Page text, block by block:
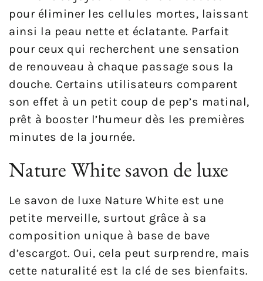
pour éliminer les cellules mortes, laissant
ainsi la peau nette et éclatante. Parfait
pour ceux qui recherchent une sensation
de renouveau à chaque passage sous la
douche. Certains utilisateurs comparent
son effet à un petit coup de pep’s matinal,
prêt à booster l’humeur dès les premières
minutes de la journée.
Nature White savon de luxe
Le savon de luxe Nature White est une
petite merveille, surtout grâce à sa
composition unique à base de bave
d’escargot. Oui, cela peut surprendre, mais
cette naturalité est la clé de ses bienfaits.